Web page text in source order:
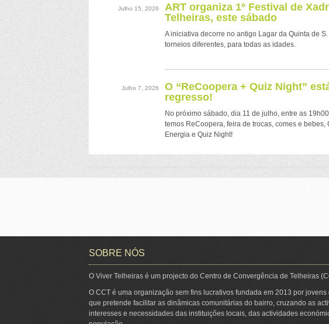
Julho 15, 2026
ART organiza 1º Festival de
Telheiras, este sábado
A iniciativa decorre no antigo Lagar da Quinta de
torneios diferentes, para todas as idades.
Julho 7, 2026
O “ReCoopera + Quiz Night”
regresso!
No próximo sábado, dia 11 de julho, entre as
temos ReCoopera, feira de trocas, comes e bebes,
Energia e Quiz Night!
SOBRE NÓS
O Viver Telheiras é um projecto do Centro de Convergência de Telheiras
O CCT é uma organização sem fins lucrativos fundada em 2013 por jovens
que pretende facilitar as dinâmicas comunitárias do bairro, cruzando as
interesses e necessidades das instituições locais, das actividades